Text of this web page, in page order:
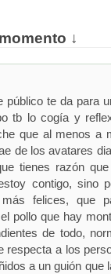
↓
público te da para
tb lo cogía y
que al menos a
de los avatares
tienes razón
contigo, sino
felices, que
pollo que hay
de todo,
respecta a los
a un guión que